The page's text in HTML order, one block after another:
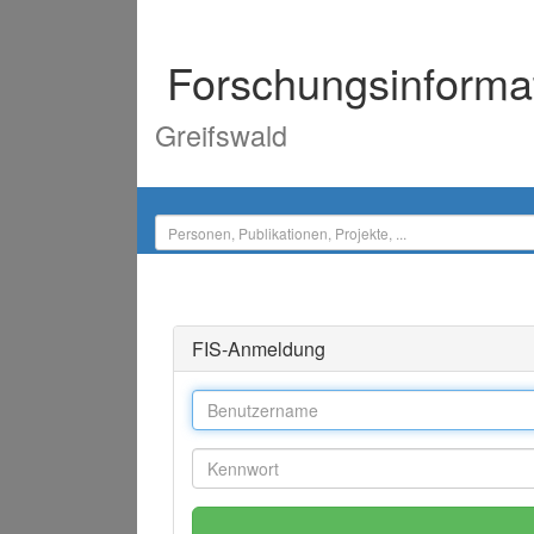
Greifswald
FIS-Anmeldung